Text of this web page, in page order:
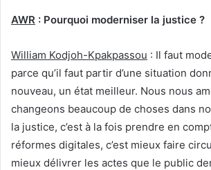
AWR : Pourquoi moderniser la justice ?
William Kodjoh-Kpakpassou : Il faut
parce qu’il faut partir d’une situation
nouveau, un état meilleur. Nous nous
changeons beaucoup de choses dans
la justice, c’est à la fois prendre en
réformes digitales, c’est mieux faire
mieux délivrer les actes que le public